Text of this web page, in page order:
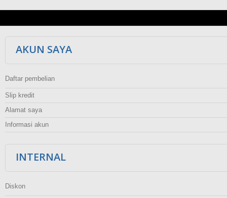
AKUN SAYA
Daftar pembelian
Slip kredit
Alamat saya
Informasi akun
INTERNAL
Diskon